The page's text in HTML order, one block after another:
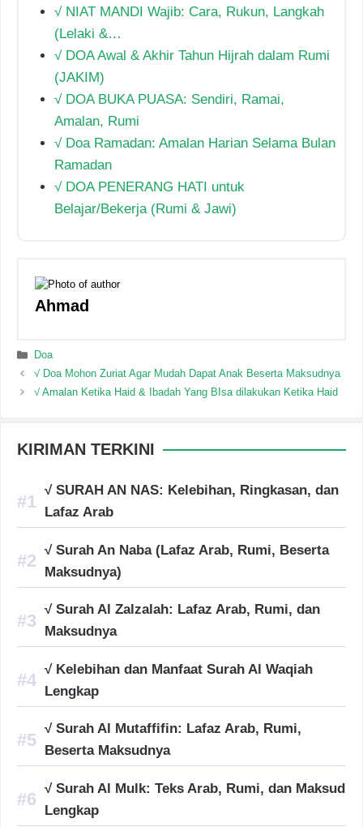
√ NIAT MANDI Wajib: Cara, Rukun, Langkah
(Lelaki &…
√ DOA Awal & Akhir Tahun Hijrah dalam Rumi
(JAKIM)
√ DOA BUKA PUASA: Sendiri, Ramai,
Amalan, Rumi
√ Doa Ramadan: Amalan Harian Selama Bulan
Ramadan
√ DOA PENERANG HATI untuk
Belajar/Bekerja (Rumi & Jawi)
Ahmad
Categories
Doa
√ Doa Mohon Zuriat Agar Mudah Dapat Anak Beserta Maksudnya
√ Amalan Ketika Haid & Ibadah Yang BIsa dilakukan Ketika Haid
KIRIMAN TERKINI
√ SURAH AN NAS: Kelebihan, Ringkasan, dan
Lafaz Arab
√ Surah An Naba (Lafaz Arab, Rumi, Beserta
Maksudnya)
√ Surah Al Zalzalah: Lafaz Arab, Rumi, dan
Maksudnya
√ Kelebihan dan Manfaat Surah Al Waqiah
Lengkap
√ Surah Al Mutaffifin: Lafaz Arab, Rumi,
Beserta Maksudnya
√ Surah Al Mulk: Teks Arab, Rumi, dan Maksud
Lengkap